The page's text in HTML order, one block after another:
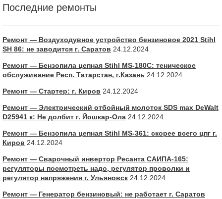
Последние ремонты
Ремонт — Воздуходувное устройство бензиновое 2021 Stihl
SH 86: не заводится г. Саратов 24.12.2024
Ремонт — Бензопила цепная Stihl MS-180С: теническое
обслуживание Респ. Татарстан, г.Казань 24.12.2024
Ремонт — Стартер: г. Киров 24.12.2024
Ремонт — Электрический отбойный молоток SDS max DeWalt
D25941 к: Не долбит г. Йошкар-Ола 24.12.2024
Ремонт — Бензопила цепная Stihl MS-361: скорее всего цпг г.
Киров 24.12.2024
Ремонт — Сварочный инвертор Ресанта САИПА-165:
регуляторы посмотреть надо, регулятор проволки и
регулятор напряжения г. Ульяновск 24.12.2024
Ремонт — Генератор бензиновый: не работает г. Саратов